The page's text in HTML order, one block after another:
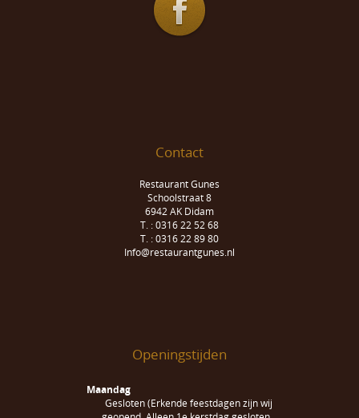
Contact
Restaurant Gunes
Schoolstraat 8
6942 AK Didam
T. : 0316 22 52 68
T. : 0316 22 89 80
Info@restaurantgunes.nl
Openingstijden
Maandag
Gesloten (Erkende feestdagen zijn wij